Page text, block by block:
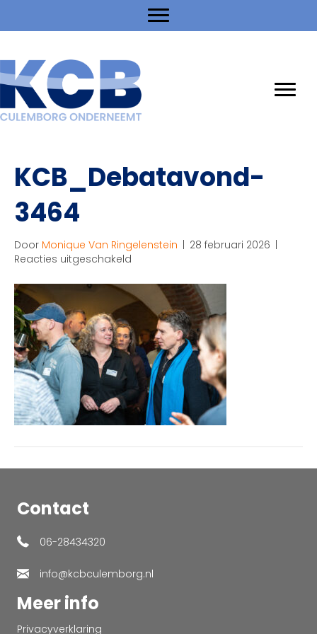
KCB_Debatavond-
3464
Door Monique Van Ringelenstein | 28 februari 2026 |
Reacties uitgeschakeld
3464
Contact
06-28434320
info@kcbculemborg.nl
Meer info
Privacyverklaring